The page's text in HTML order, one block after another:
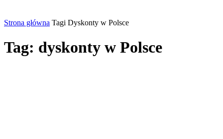
Strona główna Tagi Dyskonty w Polsce
Tag: dyskonty w Polsce